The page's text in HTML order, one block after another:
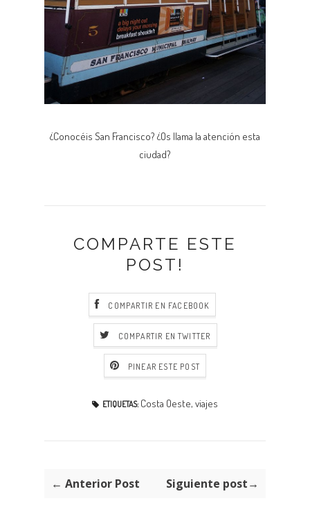
¿Conocéis San Francisco? ¿Os llama la atención esta
ciudad?
COMPARTE ESTE
POST!
COMPARTIR EN FACEBOOK
COMPARTIR EN TWITTER
PINEAR ESTE POST
ETIQUETAS: Costa Oeste, viajes
← Anterior Post Siguiente post→